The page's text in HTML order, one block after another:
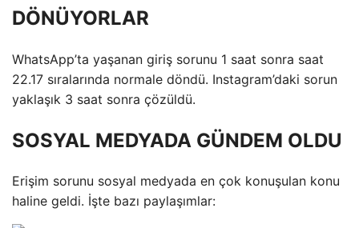
DÖNÜYORLAR
WhatsApp’ta yaşanan giriş sorunu 1 saat sonra saat
22.17 sıralarında normale döndü. Instagram’daki sorun
yaklaşık 3 saat sonra çözüldü.
SOSYAL MEDYADA GÜNDEM OLDU
Erişim sorunu sosyal medyada en çok konuşulan konu
haline geldi. İşte bazı paylaşımlar: